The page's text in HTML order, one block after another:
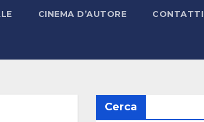
CINEMA D’AUTORE CONTATTI
Cerca